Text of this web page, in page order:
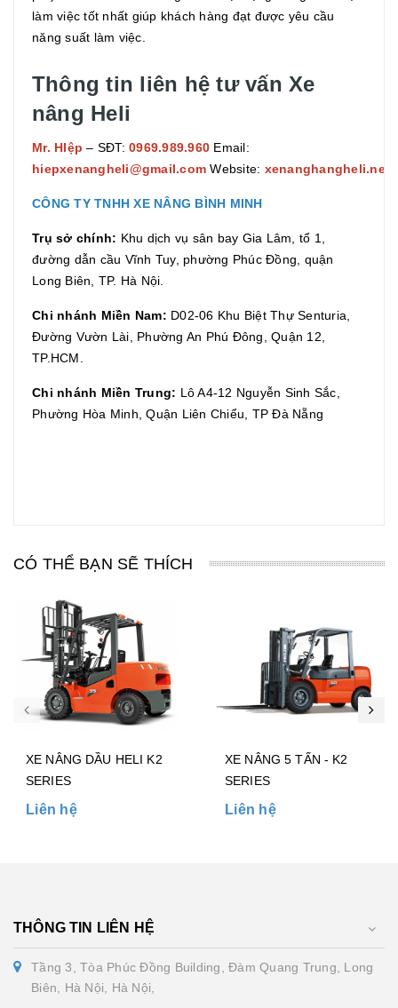
làm việc tốt nhất giúp khách hàng đạt được yêu cầu
năng suất làm việc.
Thông tin liên hệ tư vấn Xe
nâng Heli
Mr. HIệp – SĐT: 0969.989.960 Email:
hiepxenangheli@gmail.com Website: xenanghangheli.net
CÔNG TY TNHH XE NÂNG BÌNH MINH
Trụ sở chính: Khu dịch vụ sân bay Gia Lâm, tổ 1,
đường dẫn cầu Vĩnh Tuy, phường Phúc Đồng, quận
Long Biên, TP. Hà Nội.
Chi nhánh Miền Nam: D02-06 Khu Biệt Thự Senturia,
Đường Vườn Lài, Phường An Phú Đông, Quận 12,
TP.HCM.
Chi nhánh Miền Trung: Lô A4-12 Nguyễn Sinh Sắc,
Phường Hòa Minh, Quận Liên Chiểu, TP Đà Nẵng
CÓ THỂ BẠN SẼ THÍCH
XE NÂNG DẦU HELI K2
SERIES
Liên hệ
XE NÂNG 5 TẤN - K2
SERIES
Liên hệ
THÔNG TIN LIÊN HỆ
Tầng 3, Tòa Phúc Đồng Building, Đàm Quang Trung, Long
Biên, Hà Nội, Hà Nội,